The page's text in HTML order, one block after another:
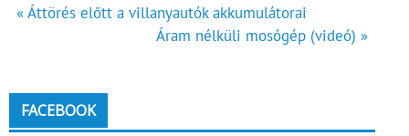
Bejegyzés
« Áttörés előtt a villanyautók akkumulátorai
Áram nélküli mosógép (videó) »
FACEBOOK